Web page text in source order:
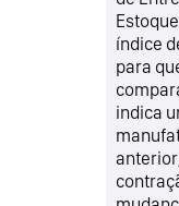
índice
para
indica